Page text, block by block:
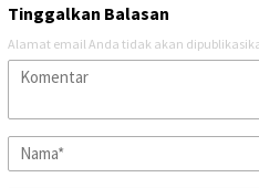
Tinggalkan Balasan
Alamat email Anda tidak akan